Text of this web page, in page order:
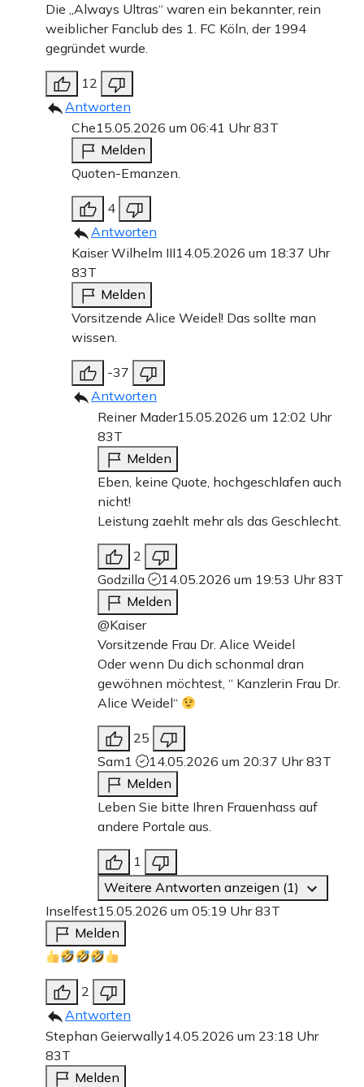
Die „Always Ultras“ waren ein bekannter, rein
weiblicher Fanclub des 1. FC Köln, der 1994
gegründet wurde.
12
Antworten
Che15.05.2026 um 06:41 Uhr83T
Melden
Quoten-Emanzen.
4
Antworten
Kaiser Wilhelm III14.05.2026 um 18:37 Uhr
83T
Melden
Vorsitzende Alice Weidel! Das sollte man
wissen.
-37
Antworten
Reiner Mader15.05.2026 um 12:02 Uhr
83T
Melden
Eben, keine Quote, hochgeschlafen auch
nicht!
Leistung zaehlt mehr als das Geschlecht.
2
Godzilla
14.05.2026 um 19:53 Uhr83T
Melden
@Kaiser
Vorsitzende Frau Dr. Alice Weidel
Oder wenn Du dich schonmal dran
gewöhnen möchtest, “ Kanzlerin Frau Dr.
Alice Weidel“
25
Sam1
14.05.2026 um 20:37 Uhr83T
Melden
Leben Sie bitte Ihren Frauenhass auf
andere Portale aus.
1
Weitere Antworten anzeigen (1)
Inselfest15.05.2026 um 05:19 Uhr83T
Melden
2
Antworten
Stephan Geierwally14.05.2026 um 23:18 Uhr
83T
Melden